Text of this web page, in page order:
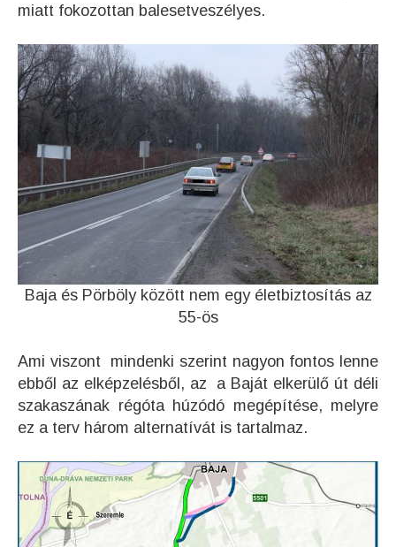
miatt fokozottan balesetveszélyes.
Baja és Pörböly között nem egy életbiztosítás az
55-ös
Ami viszont mindenki szerint nagyon fontos lenne
ebből az elképzelésből, az a Baját elkerülő út déli
szakaszának régóta húzódó megépítése, melyre
ez a terv három alternatívát is tartalmaz.